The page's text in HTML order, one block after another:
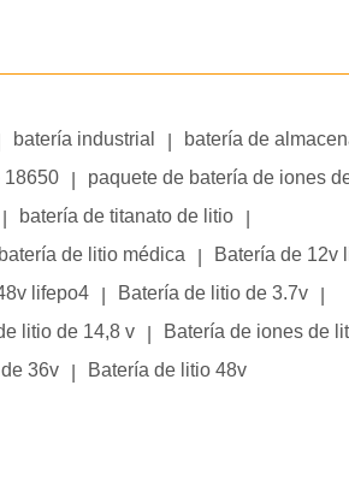
batería industrial batería de
18650 paquete de batería de iones
batería de titanato de litio
batería de litio médica Batería de 12v
lifepo4 Batería de litio de 3.7v
litio de 14,8 v Batería de iones de
36v Batería de litio 48v